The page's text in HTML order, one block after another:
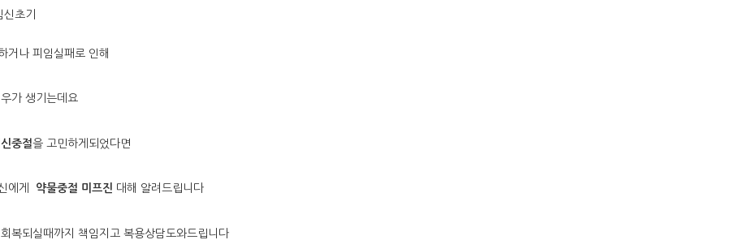
초기
거나 피임실패로 인해
가 생기는데요
중절을 고민하게되었다면
에게 약물중절 미프진 대해 알려드립니다
복되실때까지 책임지고 복용상담도와드립니다